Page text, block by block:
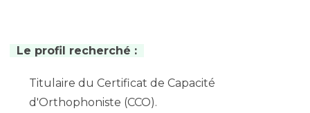
Le profil recherché :
Titulaire du Certificat de Capacité
d'Orthophoniste (CCO).